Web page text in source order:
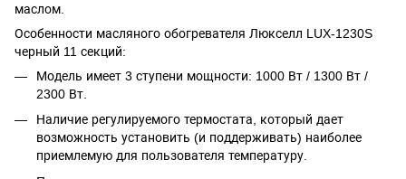
маслом.
Особенности масляного обогревателя Люкселл LUX-1230S
черный 11 секций:
Модель имеет 3 ступени мощности: 1000 Вт / 1300 Вт /
2300 Вт.
Наличие регулируемого термостата, который дает
возможность установить (и поддерживать) наиболее
приемлемую для пользователя температуру.